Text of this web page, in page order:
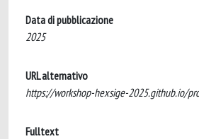
Data di pubblicazione
2025
URL alternativo
https://workshop-hexsige-2025.github.io/
Fulltext